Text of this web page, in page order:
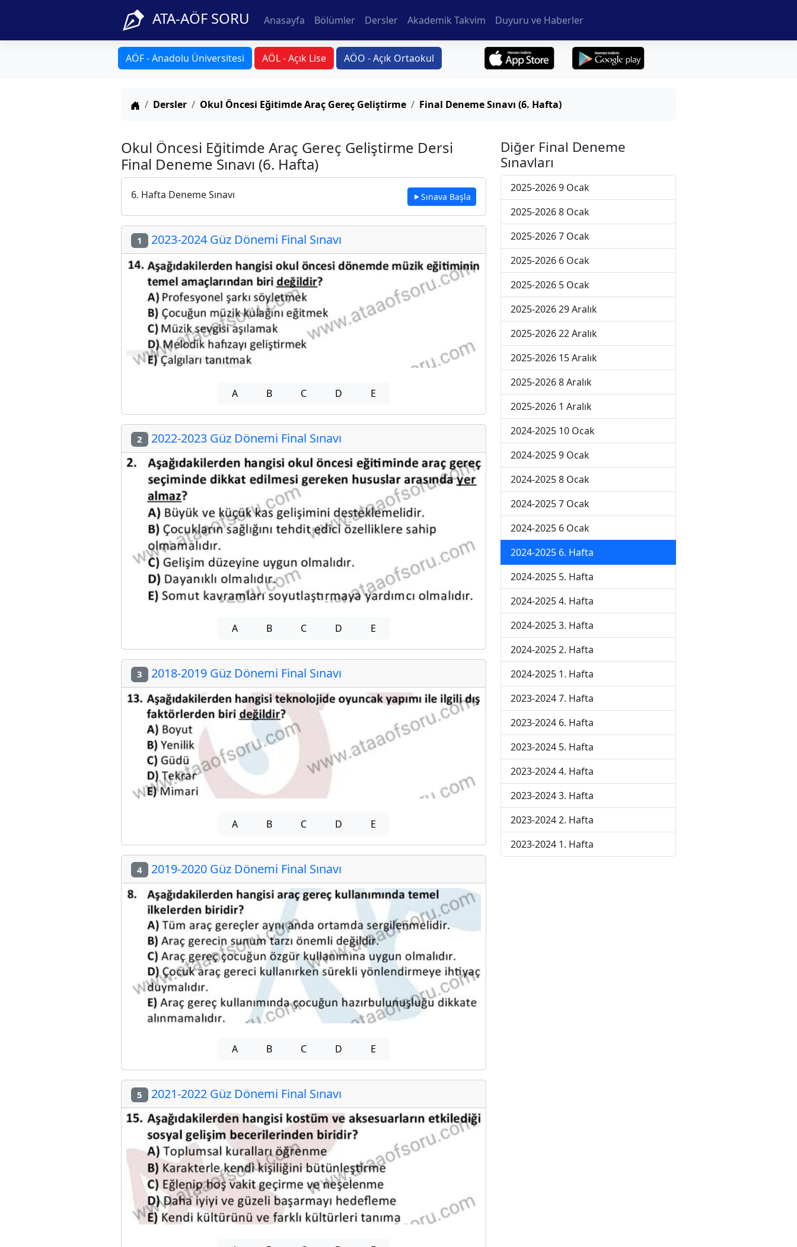
ATA-AÖF SORU Anasayfa Bölümler Dersler Akademik Takvim Duyuru ve Haberler
AÖF - Anadolu Üniversitesi AÖL - Açık Lise AÖO - Açık Ortaokul
Anasayfa
Dersler Okul Öncesi Eğitimde Araç Gereç Geliştirme Final Deneme Sınavı (6. Hafta)
Okul Öncesi Eğitimde Araç Gereç Geliştirme Dersi
Final Deneme Sınavı (6. Hafta)
6. Hafta Deneme Sınavı Sınava Başla
1 2023-2024 Güz Dönemi Final Sınavı
A B C D E
2 2022-2023 Güz Dönemi Final Sınavı
A B C D E
3 2018-2019 Güz Dönemi Final Sınavı
A B C D E
4 2019-2020 Güz Dönemi Final Sınavı
A B C D E
5 2021-2022 Güz Dönemi Final Sınavı
Diğer Final Deneme
Sınavları
2025-2026 9 Ocak
2025-2026 8 Ocak
2025-2026 7 Ocak
2025-2026 6 Ocak
2025-2026 5 Ocak
2025-2026 29 Aralık
2025-2026 22 Aralık
2025-2026 15 Aralık
2025-2026 8 Aralık
2025-2026 1 Aralık
2024-2025 10 Ocak
2024-2025 9 Ocak
2024-2025 8 Ocak
2024-2025 7 Ocak
2024-2025 6 Ocak
2024-2025 6. Hafta
2024-2025 5. Hafta
2024-2025 4. Hafta
2024-2025 3. Hafta
2024-2025 2. Hafta
2024-2025 1. Hafta
2023-2024 7. Hafta
2023-2024 6. Hafta
2023-2024 5. Hafta
2023-2024 4. Hafta
2023-2024 3. Hafta
2023-2024 2. Hafta
2023-2024 1. Hafta